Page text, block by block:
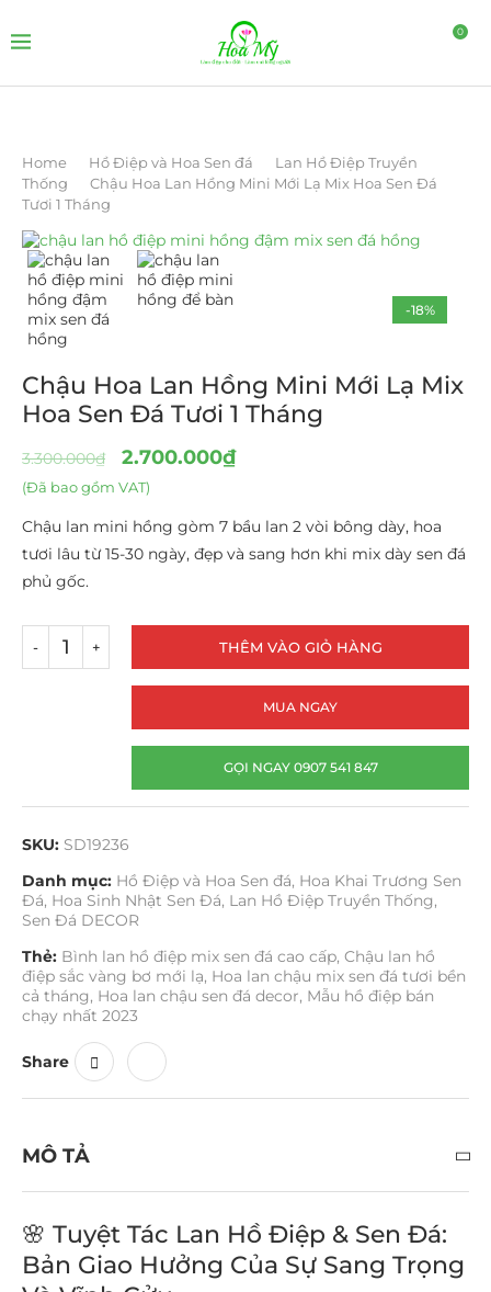
0
Home Hồ Điệp và Hoa Sen đá
Lan Hồ Điệp Truyền
Thống
Chậu Hoa Lan Hồng Mini Mới Lạ Mix Hoa Sen Đá
Tươi 1 Tháng
-18%
Chậu Hoa Lan Hồng Mini Mới Lạ Mix
Hoa Sen Đá Tươi 1 Tháng
3.300.000₫ 2.700.000₫
(Đã bao gồm VAT)
Chậu lan mini hồng gòm 7 bầu lan 2 vòi bông dày, hoa
tươi lâu từ 15-30 ngày, đẹp và sang hơn khi mix dày sen đá
phủ gốc.
THÊM VÀO GIỎ HÀNG
MUA NGAY
GỌI NGAY 0907 541 847
SKU: SD19236
Danh mục: Hồ Điệp và Hoa Sen đá, Hoa Khai Trương Sen
Đá, Hoa Sinh Nhật Sen Đá, Lan Hồ Điệp Truyền Thống,
Sen Đá DECOR
Thẻ: Bình lan hồ điệp mix sen đá cao cấp, Chậu lan hồ
điệp sắc vàng bơ mới lạ, Hoa lan chậu mix sen đá tươi bền
cả tháng, Hoa lan chậu sen đá decor, Mẫu hồ điệp bán
chạy nhất 2023
Share
MÔ TẢ
🌸 Tuyệt Tác Lan Hồ Điệp & Sen Đá:
Bản Giao Hưởng Của Sự Sang Trọng